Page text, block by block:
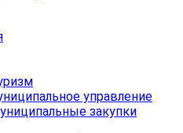
управление
закупки